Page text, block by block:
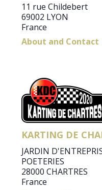
11 rue Childebert
69002 LYON
France
About and Contact
KARTING DE
JARDIN
POETERIES
28000 CHARTRES
France